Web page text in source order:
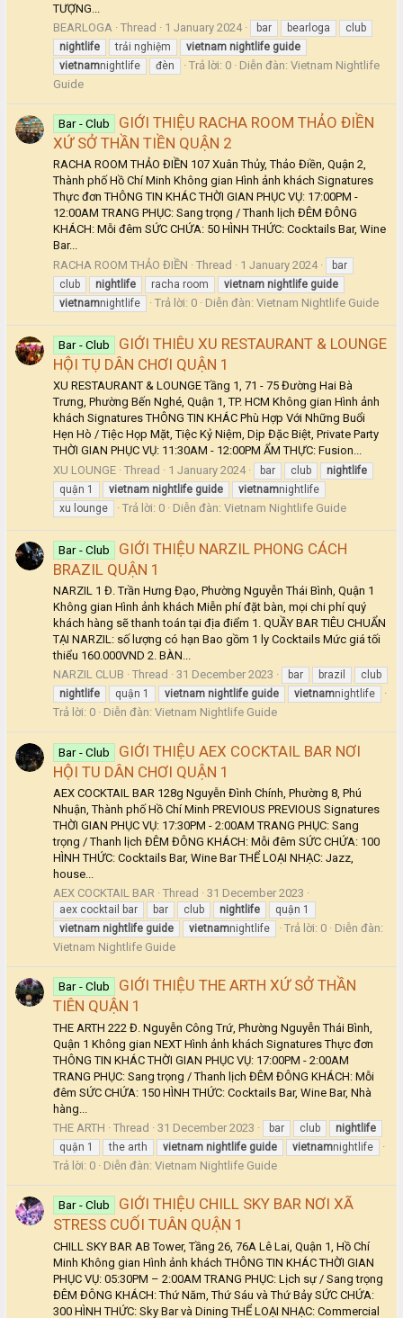
TƯỢNG...
BEARLOGA
Thread 1 January 2024 bar bearloga
club
nightlife
trải nghiệm vietnam nightlife guide
vietnamnightlife đèn Trả lời: 0 Diễn đàn: Vietnam Nightlife
Guide
Bar - Club
GIỚI THIỆU RACHA ROOM THẢO ĐIỀN
XỨ SỞ THẦN TIỀN QUẬN 2
RACHA ROOM THẢO ĐIỀN 107 Xuân Thủy, Thảo Điền, Quận 2,
Thành phố Hồ Chí Minh Không gian Hình ảnh khách Signatures
Thực đơn THÔNG TIN KHÁC THỜI GIAN PHỤC VỤ: 17:00PM -
12:00AM TRANG PHỤC: Sang trọng / Thanh lịch ĐÊM ĐÔNG
KHÁCH: Mỗi đêm SỨC CHỨA: 50 HÌNH THỨC: Cocktails Bar, Wine
Bar...
RACHA ROOM THẢO ĐIỀN
Thread 1 January 2024
bar
club
nightlife racha room vietnam nightlife guide
vietnamnightlife Trả lời: 0 Diễn đàn: Vietnam Nightlife Guide
Bar - Club
GIỚI THIÊU XU RESTAURANT & LOUNGE
HỘI TỤ DÂN CHƠI QUẬN 1
XU RESTAURANT & LOUNGE Tầng 1, 71 - 75 Đường Hai Bà
Trưng, Phường Bến Nghé, Quận 1, TP. HCM Không gian Hình ảnh
khách Signatures THÔNG TIN KHÁC Phù Hợp Với Những Buổi
Hẹn Hò / Tiệc Họp Mặt, Tiệc Kỷ Niệm, Dịp Đặc Biệt, Private Party
THỜI GIAN PHỤC VỤ: 11:30AM - 12:00PM ẨM THỰC: Fusion...
XU LOUNGE Thread 1 January 2024 bar club
nightlife
quận 1
vietnam nightlife guide vietnamnightlife
xu lounge
Trả lời: 0 Diễn đàn: Vietnam Nightlife Guide
Bar - Club
GIỚI THIỆU NARZIL PHONG CÁCH
BRAZIL QUẬN 1
NARZIL 1 Đ. Trần Hưng Đạo, Phường Nguyễn Thái Bình, Quận 1
Không gian Hình ảnh khách Miễn phí đặt bàn, mọi chi phí quý
khách hàng sẽ thanh toán tại địa điểm 1. QUẦY BAR TIÊU CHUẨN
TẠI NARZIL: số lượng có hạn Bao gồm 1 ly Cocktails Mức giá tối
thiểu 160.000VND 2. BÀN...
NARZIL CLUB
Thread 31 December 2023 bar brazil
club
nightlife
quận 1 vietnam nightlife guide vietnamnightlife
Trả lời: 0 Diễn đàn: Vietnam Nightlife Guide
Bar - Club
GIỚI THIỆU AEX COCKTAIL BAR NƠI
HỘI TU DÂN CHƠI QUẬN 1
AEX COCKTAIL BAR 128g Nguyễn Đình Chính, Phường 8, Phú
Nhuận, Thành phố Hồ Chí Minh PREVIOUS PREVIOUS Signatures
THỜI GIAN PHỤC VỤ: 17:30PM - 2:00AM TRANG PHỤC: Sang
trọng / Thanh lịch ĐÊM ĐÔNG KHÁCH: Mỗi đêm SỨC CHỨA: 100
HÌNH THỨC: Cocktails Bar, Wine Bar THỂ LOẠI NHẠC: Jazz,
house...
AEX COCKTAIL BAR
Thread 31 December 2023
aex cocktail bar bar club nightlife
quận 1
vietnam nightlife guide vietnamnightlife Trả lời: 0
Diễn đàn:
Vietnam Nightlife Guide
Bar - Club
GIỚI THIỆU THE ARTH XỨ SỞ THẦN
TIÊN QUẬN 1
THE ARTH 222 Đ. Nguyễn Công Trứ, Phường Nguyễn Thái Bình,
Quận 1 Không gian NEXT Hình ảnh khách Signatures Thực đơn
THÔNG TIN KHÁC THỜI GIAN PHỤC VỤ: 17:00PM - 2:00AM
TRANG PHỤC: Sang trọng / Thanh lịch ĐÊM ĐÔNG KHÁCH: Mỗi
đêm SỨC CHỨA: 150 HÌNH THỨC: Cocktails Bar, Wine Bar, Nhà
hàng...
THE ARTH
Thread 31 December 2023 bar club
nightlife
quận 1
the arth vietnam nightlife guide vietnamnightlife
Trả lời: 0 Diễn đàn: Vietnam Nightlife Guide
Bar - Club
GIỚI THIỆU CHILL SKY BAR NƠI XÃ
STRESS CUỐI TUÂN QUẬN 1
CHILL SKY BAR AB Tower, Tầng 26, 76A Lê Lai, Quận 1, Hồ Chí
Minh Không gian Hình ảnh khách THÔNG TIN KHÁC THỜI GIAN
PHỤC VỤ: 05:30PM – 2:00AM TRANG PHỤC: Lịch sự / Sang trọng
ĐÊM ĐÔNG KHÁCH: Thứ Năm, Thứ Sáu và Thứ Bảy SỨC CHỨA:
300 HÌNH THỨC: Sky Bar và Dining THỂ LOẠI NHẠC: Commercial